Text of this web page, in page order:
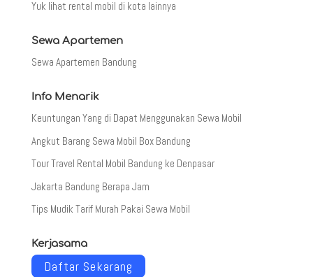
Yuk lihat rental mobil di kota lainnya
Sewa Apartemen
Sewa Apartemen Bandung
Info Menarik
Keuntungan Yang di Dapat Menggunakan Sewa Mobil
Angkut Barang Sewa Mobil Box Bandung
Tour Travel Rental Mobil Bandung ke Denpasar
Jakarta Bandung Berapa Jam
Tips Mudik Tarif Murah Pakai Sewa Mobil
Kerjasama
Daftar Sekarang